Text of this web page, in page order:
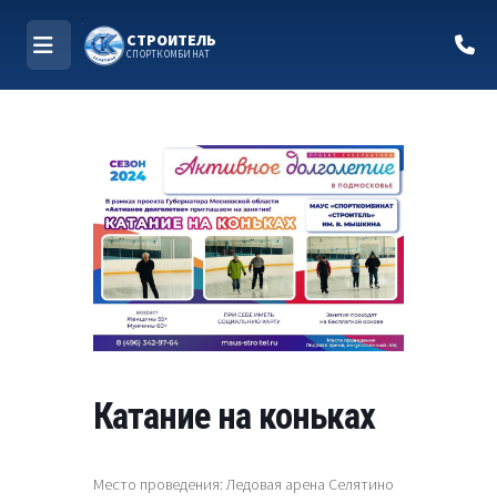
содержимому
МЕНЮ
СТРОИТЕЛЬ
СПОРТКОМБИНАТ
Катание на коньках
Место проведения: Ледовая арена Селятино